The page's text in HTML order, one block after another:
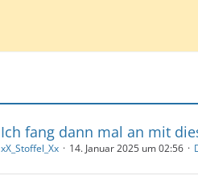
Ich fang dann mal an mit
xX_Stoffel_Xx 14. Januar 2025 um 02:56